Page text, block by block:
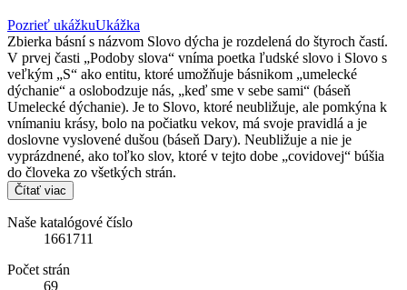
Pozrieť ukážkuUkážka
Zbierka básní s názvom Slovo dýcha je rozdelená do štyroch častí.
V prvej časti „Podoby slova“ vníma poetka ľudské slovo i Slovo s
veľkým „S“ ako entitu, ktoré umožňuje básnikom „umelecké
dýchanie“ a oslobodzuje nás, „keď sme v sebe sami“ (báseň
Umelecké dýchanie). Je to Slovo, ktoré neubližuje, ale pomkýna k
vnímaniu krásy, bolo na počiatku vekov, má svoje pravidlá a je
doslovne vyslovené dušou (báseň Dary). Neubližuje a nie je
vyprázdnené, ako toľko slov, ktoré v tejto dobe „covidovej“ búšia
do človeka zo všetkých strán.
Čítať viac
Naše katalógové číslo
1661711
Počet strán
69